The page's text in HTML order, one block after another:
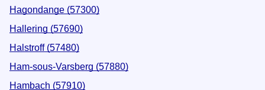
Hagondange (57300)
Hallering (57690)
Halstroff (57480)
Ham-sous-Varsberg (57880)
Hambach (57910)